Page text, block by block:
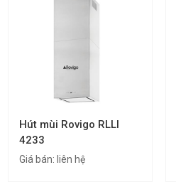
Hút mùi Rovigo RLLI
4233
Giá bán: liên hệ